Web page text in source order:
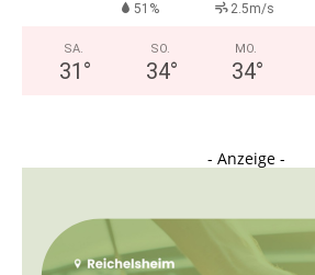
51% 2.5m/s
SA.
31 °
SO.
34°
MO.
34°
- Anzeige -